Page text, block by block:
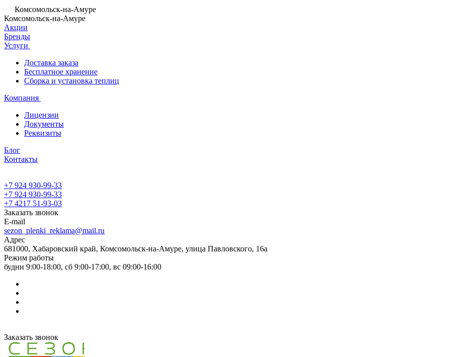
Комсомольск-на-Амуре
Комсомольск-на-Амуре
Акции
Бренды
Услуги
Доставка заказа
Бесплатное хранение
Сборка и установка теплиц
Компания
Лицензии
Документы
Реквизиты
Блог
Контакты
+7 924 930-99-33
+7 924 930-99-33
+7 4217 51-93-03
Заказать звонок
E-mail
sezon_plenki_reklama@mail.ru
Адрес
681000, Хабаровский край, Комсомольск-на-Амуре, улица Павловского, 16а
Режим работы
будни 9:00-18:00, сб 9:00-17:00, вс 09:00-16:00
Заказать звонок